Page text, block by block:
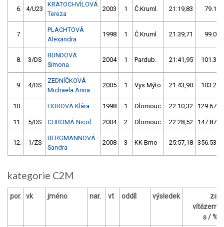
6. 4/U23
KRATOCHVÍLOVÁ
Tereza
2003 1 Č.Kruml. 21:19,83 79.18/
7.
PLACHTOVÁ
Alexandra
1998 1 Č.Kruml. 21:39,71 99.06/
8. 3/DS
BUNDOVÁ
Simona
2004 1 Pardub. 21:41,95 101.30/
9. 4/DS
ZEDNÍČKOVÁ
Michaela Anna
2005 1 Vys.Mýto 21:43,90 103.25/
10. HOROVÁ Klára 1998 1 Olomouc 22:10,32 129.67/
11. 5/DS CHROMÁ Nicol 2004 2 Olomouc 22:28,52 147.87/
12. 1/ZS
BERGMANNOVÁ
Sandra
2008 3 KK Brno 25:57,18 356.53/
kategorie C2M
por. vk jméno nar. vt oddíl výsledek
za
vítězem
s / %